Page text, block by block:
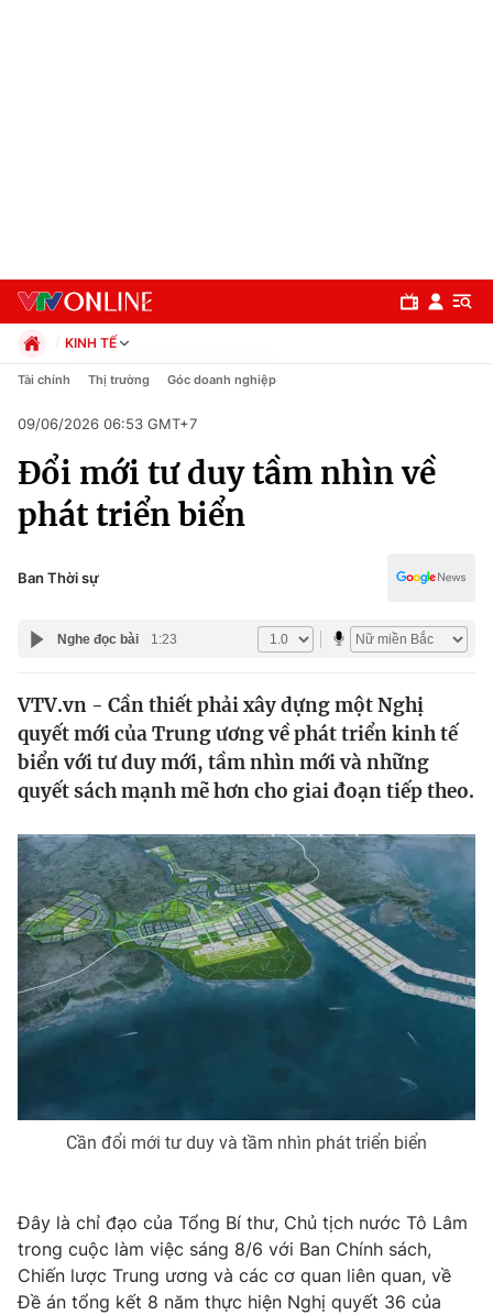
Chuyên mục
Chính trị
Pháp luật
Thế giới
Tin tức
Thế giới đó đây
Câu chuyện quốc tế
Tài chính
Thị trường
Góc doanh nghiệp
Dữ liệu và đời sống
Truyền hình
Phim VTV
Hậu trường
Khán giả
Giải trí
Du lịch
Giáo dục
Học trực tuyến
Hitech Công nghệ tương lai
Sản phẩm
Giao lưu trực tuyến
KINH TẾ
Chính trị
Pháp luật
Kinh tế
Thể thao
Truyền hình
Y tế
Công nghệ
Tài chính Thị trường Góc doanh nghiệp
09/06/2026 06:53 GMT+7
Đổi mới tư duy tầm nhìn về
phát triển biển
Ban Thời sự
Nghe đọc bài 1:23
VTV.vn - Cần thiết phải xây dựng một Nghị
quyết mới của Trung ương về phát triển kinh tế
biển với tư duy mới, tầm nhìn mới và những
quyết sách mạnh mẽ hơn cho giai đoạn tiếp theo.
Cần đổi mới tư duy và tầm nhìn phát triển biển
Đây là chỉ đạo của Tổng Bí thư, Chủ tịch nước Tô Lâm
trong cuộc làm việc sáng 8/6 với Ban Chính sách,
Chiến lược Trung ương và các cơ quan liên quan, về
Đề án tổng kết 8 năm thực hiện Nghị quyết 36 của